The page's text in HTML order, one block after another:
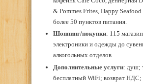
& Pommes Frites, Happy Seafood
более 50 пунктов питания.
Шоппинг/покупки: 115
электроники и одежды до
алкогольных отделов
Дополнительные услуги: душ;
бесплатный WiFi; возврат НДС;